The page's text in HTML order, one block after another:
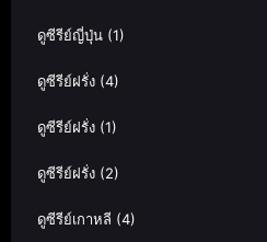
ดูซีรีย์ญี่ปุ่น (1)
ดูซีรีย์ฝรั่ง (4)
ดูซีรีย์ฝรั่ง (1)
ดูซีรีย์ฝรั่ง (2)
ดูซีรีย์เกาหลี (4)